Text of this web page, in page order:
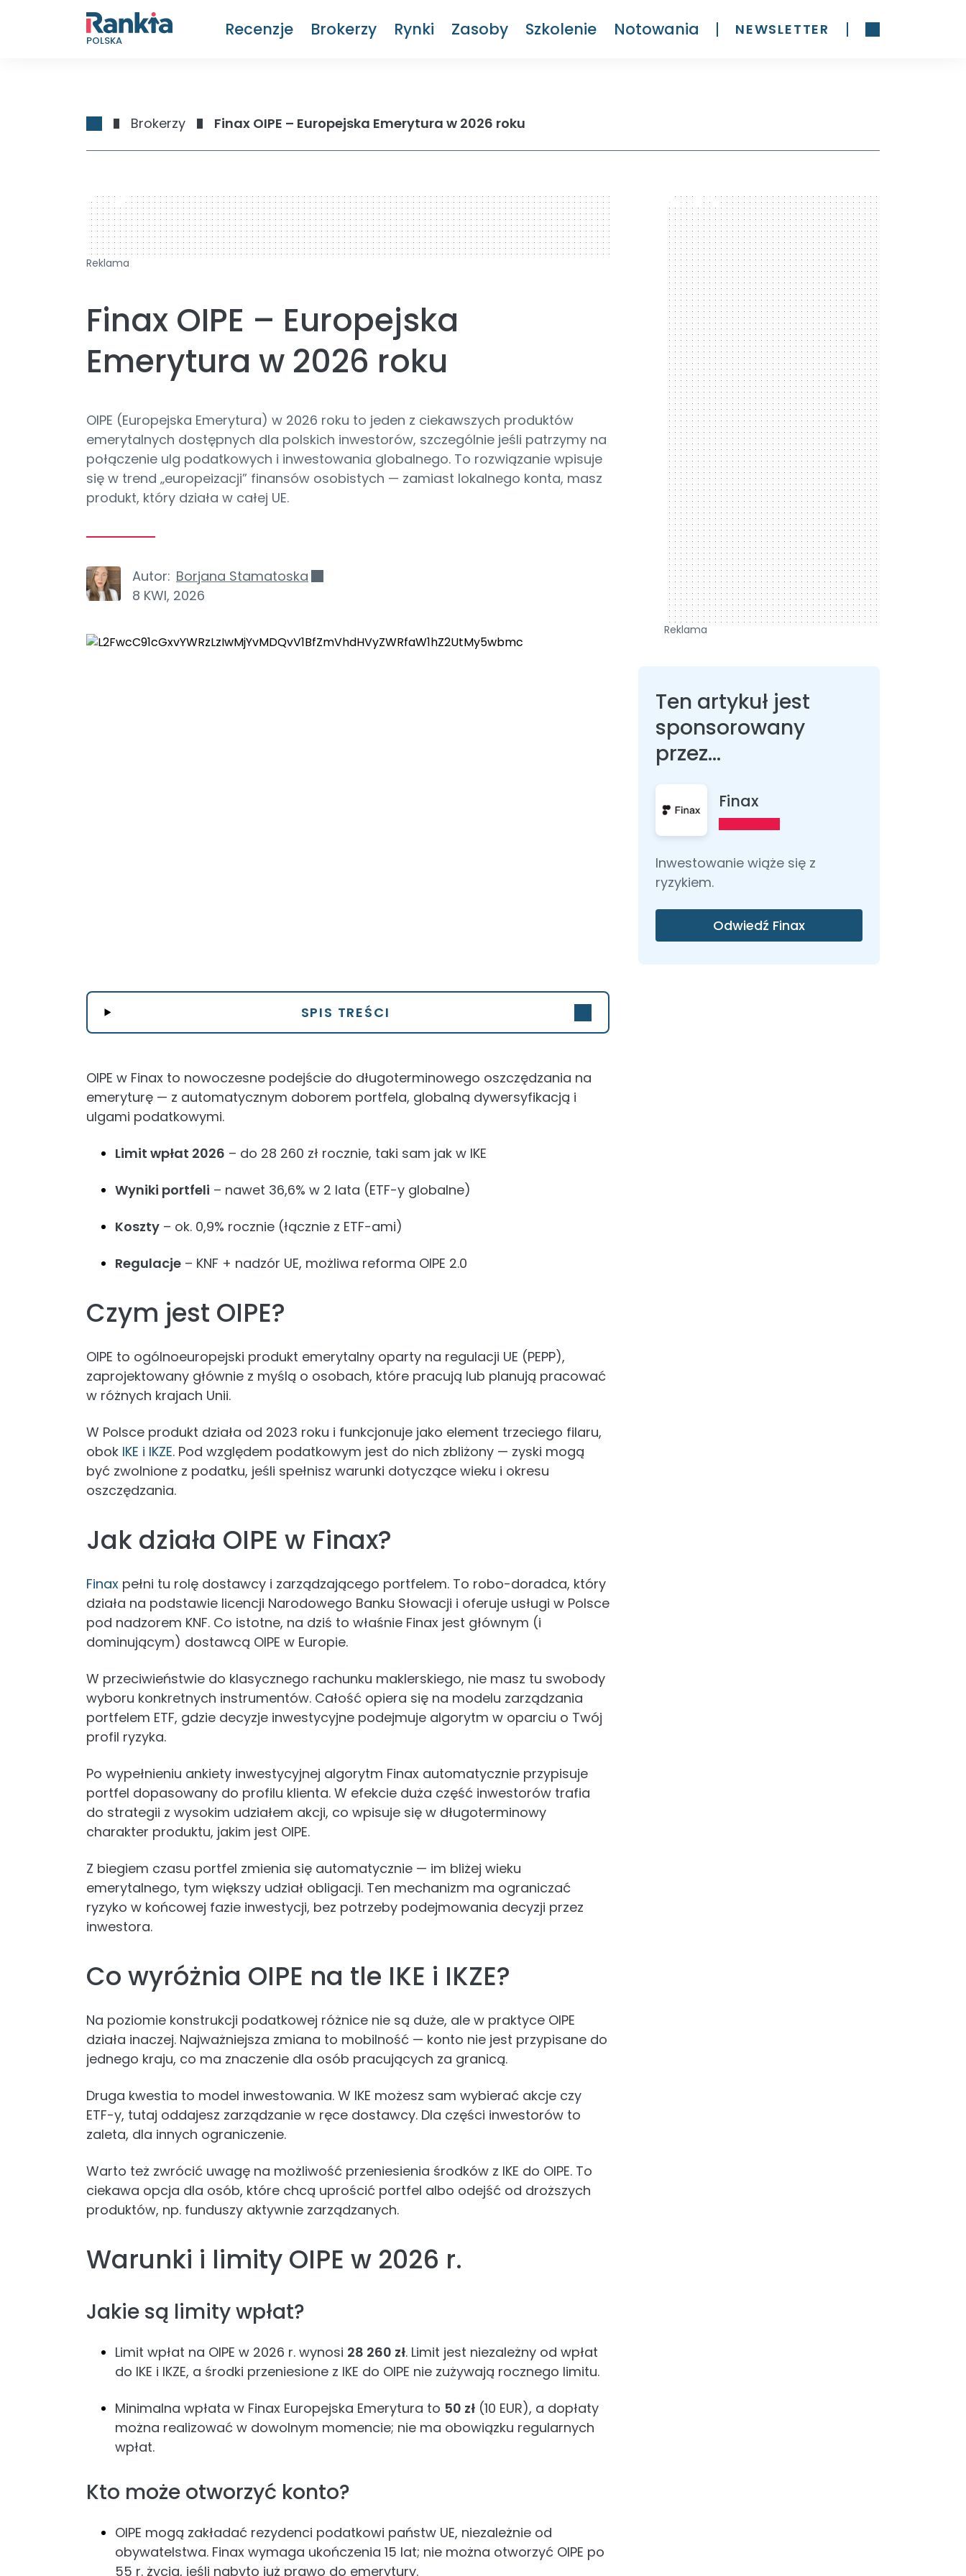
POLSKA
Recenzje Brokerzy Rynki Zasoby Szkolenie Notowania NEWSLETTER
Brokerzy Finax OIPE – Europejska Emerytura w 2026 roku
728 x 90
Reklama
Finax OIPE – Europejska
Emerytura w 2026 roku
OIPE (Europejska Emerytura) w 2026 roku to jeden z ciekawszych produktów
emerytalnych dostępnych dla polskich inwestorów, szczególnie jeśli patrzymy na
połączenie ulg podatkowych i inwestowania globalnego. To rozwiązanie wpisuje
się w trend „europeizacji” finansów osobistych — zamiast lokalnego konta, masz
produkt, który działa w całej UE.
Autor: Borjana Stamatoska
8 KWI, 2026
SPIS TREŚCI
OIPE w Finax to nowoczesne podejście do długoterminowego oszczędzania na
emeryturę — z automatycznym doborem portfela, globalną dywersyfikacją i
ulgami podatkowymi.
Limit wpłat 2026 – do 28 260 zł rocznie, taki sam jak w IKE
Wyniki portfeli – nawet 36,6% w 2 lata (ETF-y globalne)
Koszty – ok. 0,9% rocznie (łącznie z ETF-ami)
Regulacje – KNF + nadzór UE, możliwa reforma OIPE 2.0
Czym jest OIPE?
OIPE to ogólnoeuropejski produkt emerytalny oparty na regulacji UE (PEPP),
zaprojektowany głównie z myślą o osobach, które pracują lub planują pracować
w różnych krajach Unii.
W Polsce produkt działa od 2023 roku i funkcjonuje jako element trzeciego filaru,
obok IKE i IKZE. Pod względem podatkowym jest do nich zbliżony — zyski mogą
być zwolnione z podatku, jeśli spełnisz warunki dotyczące wieku i okresu
oszczędzania.
Jak działa OIPE w Finax?
Finax pełni tu rolę dostawcy i zarządzającego portfelem. To robo-doradca, który
działa na podstawie licencji Narodowego Banku Słowacji i oferuje usługi w Polsce
pod nadzorem KNF. Co istotne, na dziś to właśnie Finax jest głównym (i
dominującym) dostawcą OIPE w Europie.
W przeciwieństwie do klasycznego rachunku maklerskiego, nie masz tu swobody
wyboru konkretnych instrumentów. Całość opiera się na modelu zarządzania
portfelem ETF, gdzie decyzje inwestycyjne podejmuje algorytm w oparciu o Twój
profil ryzyka.
Po wypełnieniu ankiety inwestycyjnej algorytm Finax automatycznie przypisuje
portfel dopasowany do profilu klienta. W efekcie duża część inwestorów trafia
do strategii z wysokim udziałem akcji, co wpisuje się w długoterminowy
charakter produktu, jakim jest OIPE.
Z biegiem czasu portfel zmienia się automatycznie — im bliżej wieku
emerytalnego, tym większy udział obligacji. Ten mechanizm ma ograniczać
ryzyko w końcowej fazie inwestycji, bez potrzeby podejmowania decyzji przez
inwestora.
Co wyróżnia OIPE na tle IKE i IKZE?
Na poziomie konstrukcji podatkowej różnice nie są duże, ale w praktyce OIPE
działa inaczej. Najważniejsza zmiana to mobilność — konto nie jest przypisane do
jednego kraju, co ma znaczenie dla osób pracujących za granicą.
Druga kwestia to model inwestowania. W IKE możesz sam wybierać akcje czy
ETF-y, tutaj oddajesz zarządzanie w ręce dostawcy. Dla części inwestorów to
zaleta, dla innych ograniczenie.
Warto też zwrócić uwagę na możliwość przeniesienia środków z IKE do OIPE. To
ciekawa opcja dla osób, które chcą uprościć portfel albo odejść od droższych
produktów, np. funduszy aktywnie zarządzanych.
Warunki i limity OIPE w 2026 r.
Jakie są limity wpłat?
Limit wpłat na OIPE w 2026 r. wynosi 28 260 zł. Limit jest niezależny od wpłat
do IKE i IKZE, a środki przeniesione z IKE do OIPE nie zużywają rocznego limitu.
Minimalna wpłata w Finax Europejska Emerytura to 50 zł (10 EUR), a dopłaty
można realizować w dowolnym momencie; nie ma obowiązku regularnych
wpłat.
Kto może otworzyć konto?
OIPE mogą zakładać rezydenci podatkowi państw UE, niezależnie od
obywatelstwa. Finax wymaga ukończenia 15 lat; nie można otworzyć OIPE po
55 r. życia, jeśli nabyto już prawo do emerytury.
300 x 600
Reklama
Ten artykuł jest
sponsorowany
przez...
Finax
Inwestowanie wiąże się z
ryzykiem.
Odwiedź Finax